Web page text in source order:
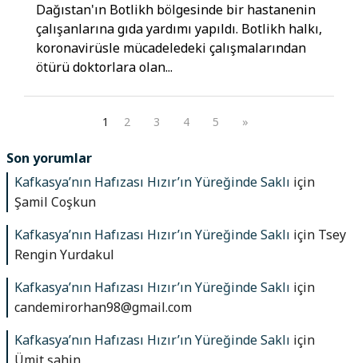
Dağıstan'ın Botlikh bölgesinde bir hastanenin
çalışanlarına gıda yardımı yapıldı. Botlikh halkı,
koronavirüsle mücadeledeki çalışmalarından
ötürü doktorlara olan...
1 2 3 4 5 »
Son yorumlar
Kafkasya’nın Hafızası Hızır’ın Yüreğinde Saklı için
Şamil Coşkun
Kafkasya’nın Hafızası Hızır’ın Yüreğinde Saklı için Tsey
Rengin Yurdakul
Kafkasya’nın Hafızası Hızır’ın Yüreğinde Saklı için
candemirorhan98@gmail.com
Kafkasya’nın Hafızası Hızır’ın Yüreğinde Saklı için